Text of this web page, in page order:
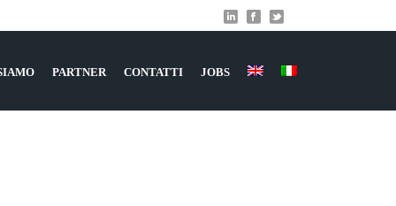
PARTNER CONTATTI JOBS